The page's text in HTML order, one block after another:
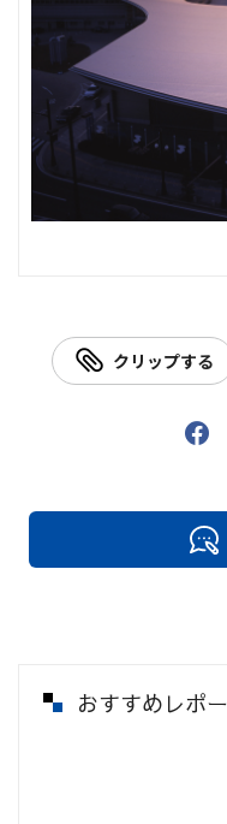
クリップする
おすすめレポ